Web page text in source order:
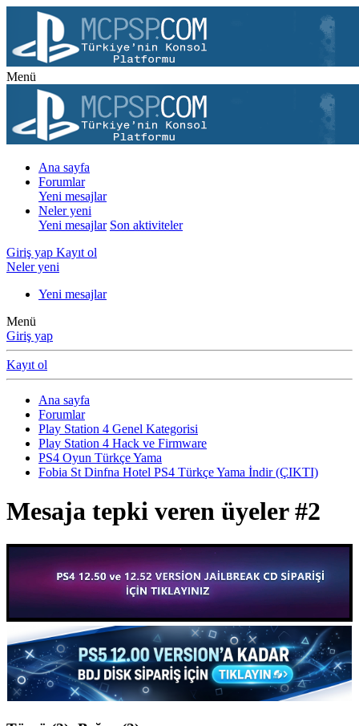
Menü
Ana sayfa
Forumlar
Yeni mesajlar
Neler yeni
Yeni mesajlar Son aktiviteler
Giriş yap Kayıt ol
Neler yeni
Yeni mesajlar
Menü
Giriş yap
Kayıt ol
Ana sayfa
Forumlar
Play Station 4 Genel Kategorisi
Play Station 4 Hack ve Firmware
PS4 Oyun Türkçe Yama
Fobia St Dinfna Hotel PS4 Türkçe Yama İndir (ÇIKTI)
Mesaja tepki veren üyeler #2